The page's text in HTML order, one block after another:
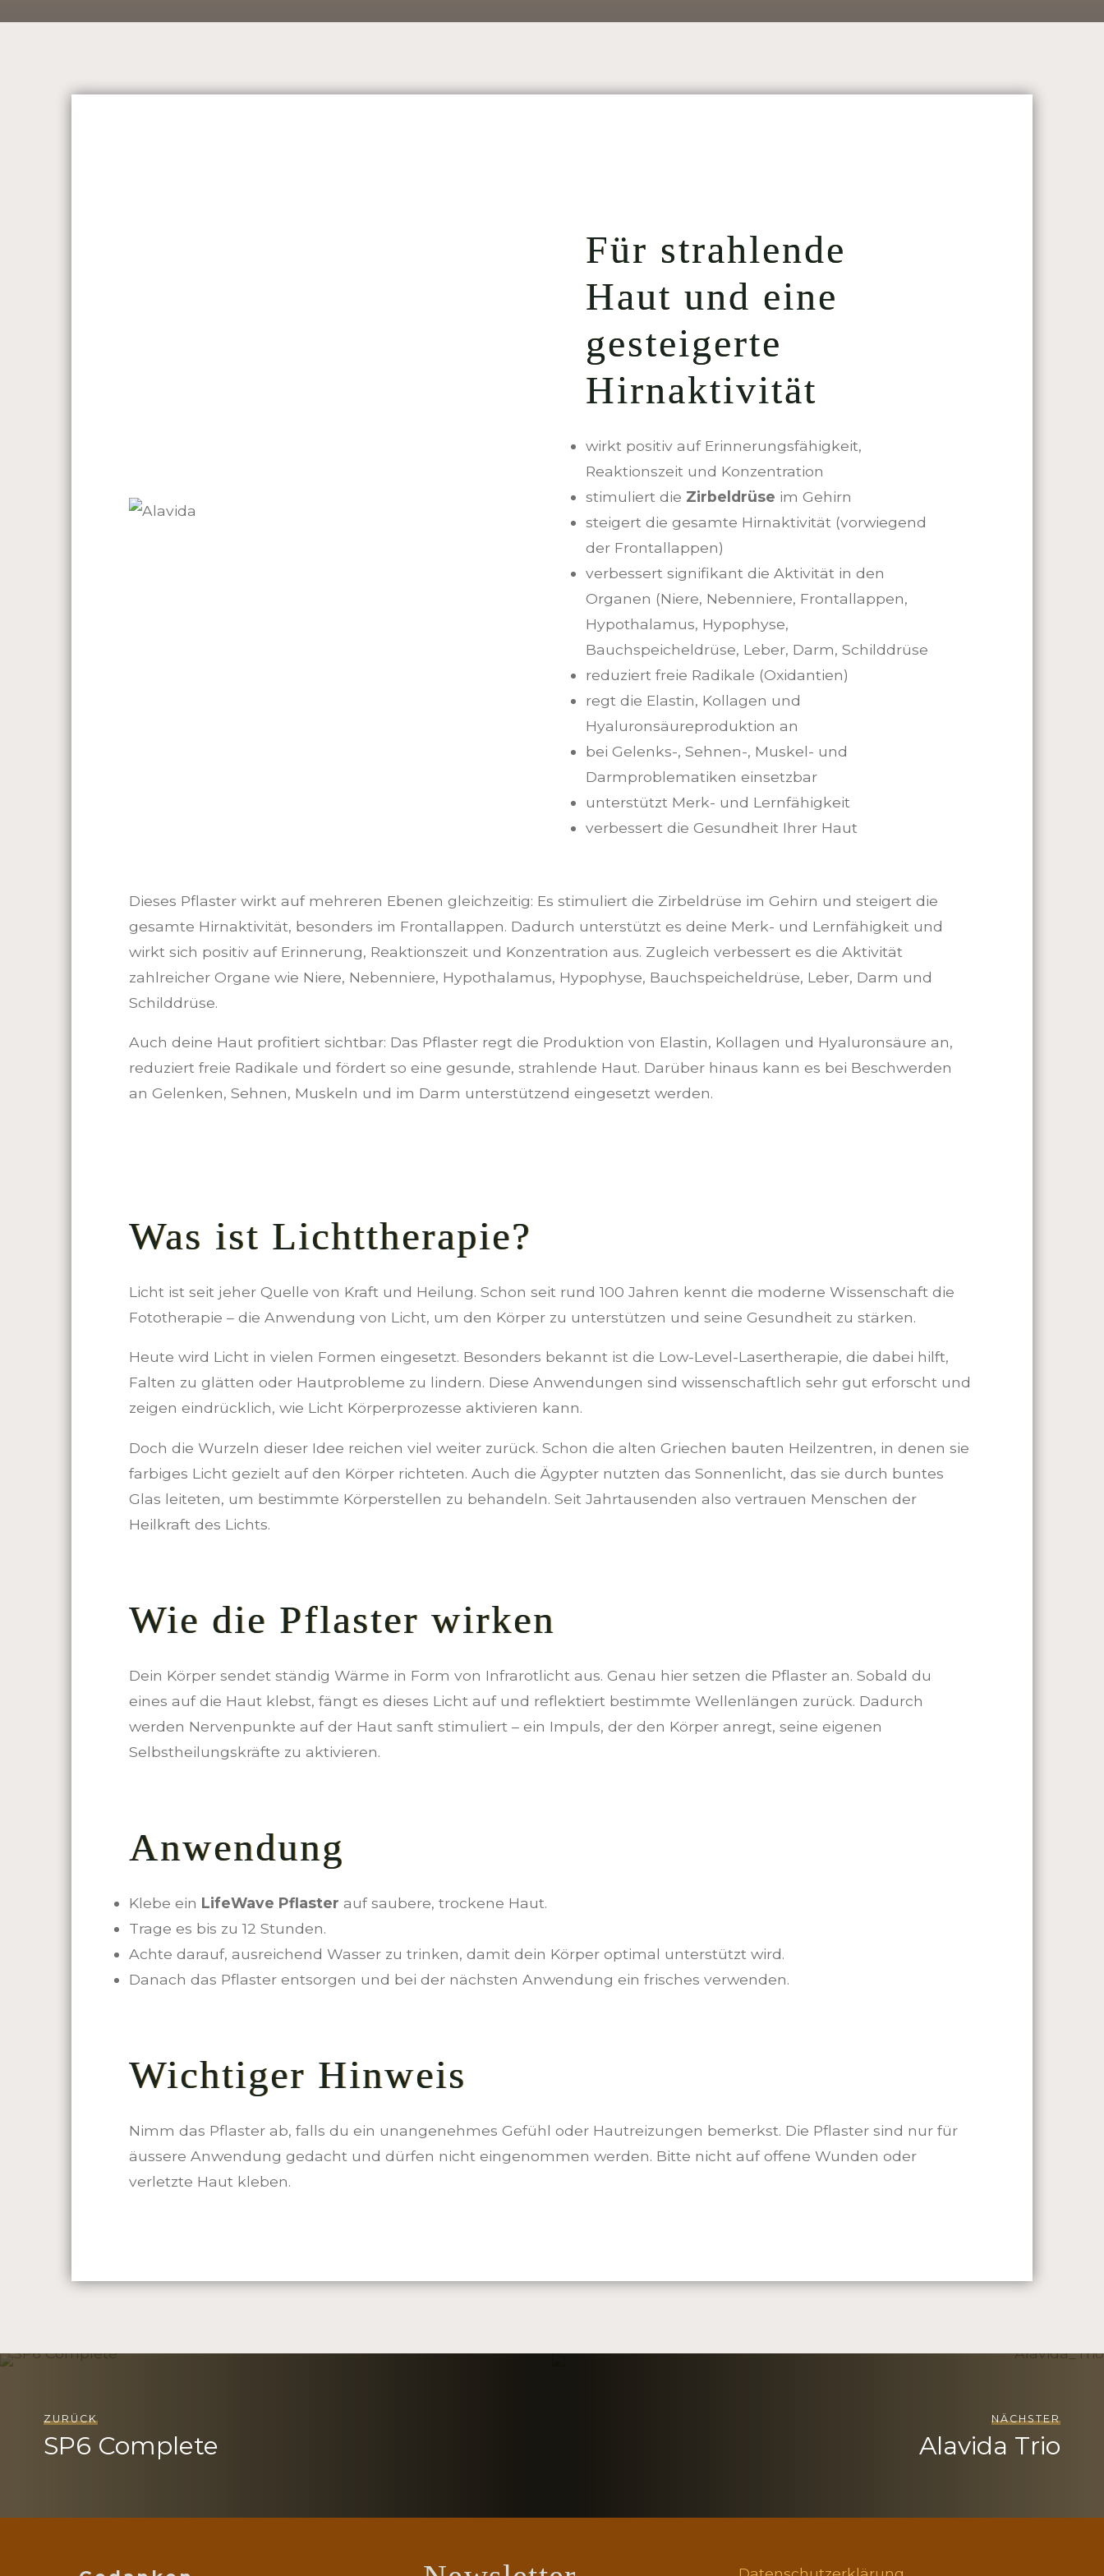
Für strahlende
Haut und eine
gesteigerte
Hirnaktivität
wirkt positiv auf Erinnerungsfähigkeit,
Reaktionszeit und Konzentration
stimuliert die Zirbeldrüse im Gehirn
steigert die gesamte Hirnaktivität (vorwiegend
der Frontallappen)
verbessert signifikant die Aktivität in den
Organen (Niere, Nebenniere, Frontallappen,
Hypothalamus, Hypophyse,
Bauchspeicheldrüse, Leber, Darm, Schilddrüse
reduziert freie Radikale (Oxidantien)
regt die Elastin, Kollagen und
Hyaluronsäureproduktion an
bei Gelenks-, Sehnen-, Muskel- und
Darmproblematiken einsetzbar
unterstützt Merk- und Lernfähigkeit
verbessert die Gesundheit Ihrer Haut
Dieses Pflaster wirkt auf mehreren Ebenen gleichzeitig: Es stimuliert die Zirbeldrüse im Gehirn und steigert die
gesamte Hirnaktivität, besonders im Frontallappen. Dadurch unterstützt es deine Merk- und Lernfähigkeit und
wirkt sich positiv auf Erinnerung, Reaktionszeit und Konzentration aus. Zugleich verbessert es die Aktivität
zahlreicher Organe wie Niere, Nebenniere, Hypothalamus, Hypophyse, Bauchspeicheldrüse, Leber, Darm und
Schilddrüse.
Auch deine Haut profitiert sichtbar: Das Pflaster regt die Produktion von Elastin, Kollagen und Hyaluronsäure an,
reduziert freie Radikale und fördert so eine gesunde, strahlende Haut. Darüber hinaus kann es bei Beschwerden
an Gelenken, Sehnen, Muskeln und im Darm unterstützend eingesetzt werden.
Was ist Lichttherapie?
Licht ist seit jeher Quelle von Kraft und Heilung. Schon seit rund 100 Jahren kennt die moderne Wissenschaft die
Fototherapie – die Anwendung von Licht, um den Körper zu unterstützen und seine Gesundheit zu stärken.
Heute wird Licht in vielen Formen eingesetzt. Besonders bekannt ist die Low-Level-Lasertherapie, die dabei hilft,
Falten zu glätten oder Hautprobleme zu lindern. Diese Anwendungen sind wissenschaftlich sehr gut erforscht und
zeigen eindrücklich, wie Licht Körperprozesse aktivieren kann.
Doch die Wurzeln dieser Idee reichen viel weiter zurück. Schon die alten Griechen bauten Heilzentren, in denen sie
farbiges Licht gezielt auf den Körper richteten. Auch die Ägypter nutzten das Sonnenlicht, das sie durch buntes
Glas leiteten, um bestimmte Körperstellen zu behandeln. Seit Jahrtausenden also vertrauen Menschen der
Heilkraft des Lichts.
Wie die Pflaster wirken
Dein Körper sendet ständig Wärme in Form von Infrarotlicht aus. Genau hier setzen die Pflaster an. Sobald du
eines auf die Haut klebst, fängt es dieses Licht auf und reflektiert bestimmte Wellenlängen zurück. Dadurch
werden Nervenpunkte auf der Haut sanft stimuliert – ein Impuls, der den Körper anregt, seine eigenen
Selbstheilungskräfte zu aktivieren.
Anwendung
Klebe ein LifeWave Pflaster auf saubere, trockene Haut.
Trage es bis zu 12 Stunden.
Achte darauf, ausreichend Wasser zu trinken, damit dein Körper optimal unterstützt wird.
Danach das Pflaster entsorgen und bei der nächsten Anwendung ein frisches verwenden.
Wichtiger Hinweis
Nimm das Pflaster ab, falls du ein unangenehmes Gefühl oder Hautreizungen bemerkst. Die Pflaster sind nur für
äussere Anwendung gedacht und dürfen nicht eingenommen werden. Bitte nicht auf offene Wunden oder
verletzte Haut kleben.
ZURÜCK
SP6 Complete
NÄCHSTER
Alavida Trio